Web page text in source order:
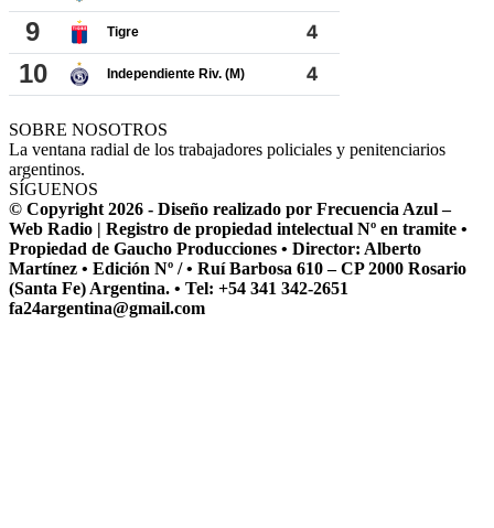
SOBRE NOSOTROS
La ventana radial de los trabajadores policiales y penitenciarios
argentinos.
SÍGUENOS
© Copyright 2026 - Diseño realizado por Frecuencia Azul –
Web Radio | Registro de propiedad intelectual Nº en tramite •
Propiedad de Gaucho Producciones • Director: Alberto
Martínez • Edición Nº / • Ruí Barbosa 610 – CP 2000 Rosario
(Santa Fe) Argentina. • Tel: +54 341 342-2651
fa24argentina@gmail.com